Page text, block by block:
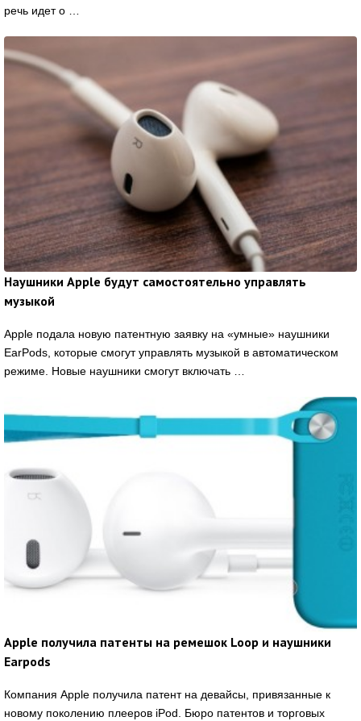
речь идет о …
Наушники Apple будут самостоятельно управлять
музыкой
Apple подала новую патентную заявку на «умные» наушники
EarPods, которые смогут управлять музыкой в автоматическом
режиме. Новые наушники смогут включать …
Apple получила патенты на ремешок Loop и наушники
Earpods
Компания Apple получила патент на девайсы, привязанные к
новому поколению плееров iPod. Бюро патентов и торговых